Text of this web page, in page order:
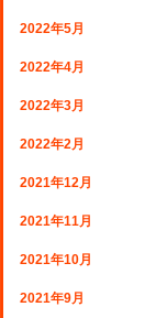
2022年5月
2022年4月
2022年3月
2022年2月
2021年12月
2021年11月
2021年10月
2021年9月